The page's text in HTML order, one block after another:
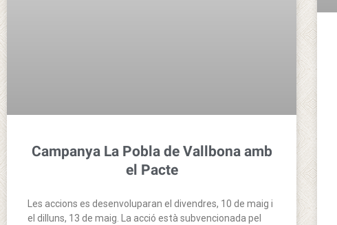
Campanya La Pobla de Vallbona amb
el Pacte
Les accions es desenvoluparan el divendres, 10 de maig i
el dilluns, 13 de maig. La acció està subvencionada pel